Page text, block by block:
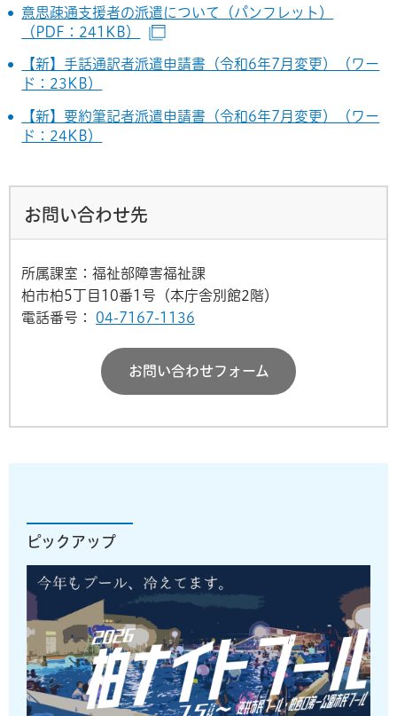
意思疎通支援者の派遣について（パンフレット）
（PDF：241KB）
【新】手話通訳者派遣申請書（令和6年7月変更）（ワー
ド：23KB）
【新】要約筆記者派遣申請書（令和6年7月変更）（ワー
ド：24KB）
お問い合わせ先
所属課室：福祉部障害福祉課
柏市柏5丁目10番1号（本庁舎別館2階）
電話番号：
04-7167-1136
お問い合わせフォーム
ピックアップ